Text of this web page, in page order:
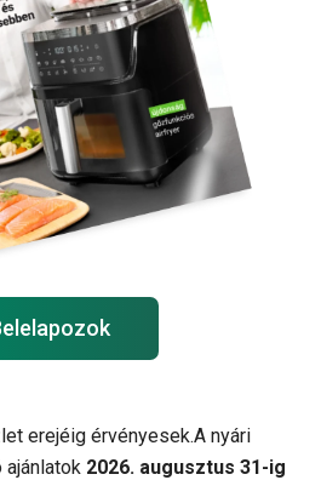
erejéig érvényesek.A nyári
ajánlatok 2026. augusztus 31-ig